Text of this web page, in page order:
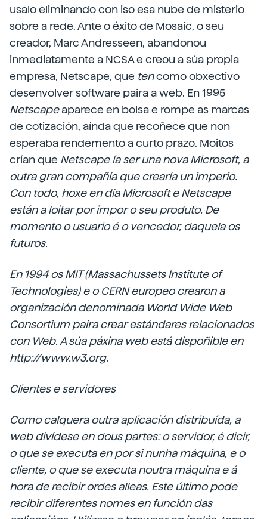
usalo eliminando con iso esa nube de misterio
sobre a rede. Ante o éxito de Mosaic, o seu
creador, Marc Andresseen, abandonou
inmediatamente a NCSA e creou a súa propia
empresa, Netscape, que tencomo obxectivo
desenvolver software paira a web. En 1995
Netscapeaparece en bolsa e rompe as marcas
de cotización, aínda que recoñece que non
esperaba rendemento a curto prazo. Moitos
crían que Netscape ía ser una nova Microsoft, a
outra gran compañía que crearía un imperio.
Con todo, hoxe en díaMicrosofteNetscape
están a loitar por impor o seu produto. De
momento o usuario é o vencedor, daquela os
futuros.
En 1994 os MIT (MassachussetsInstitute of
Technologies) e o CERN europeo crearon a
organizacióndenominada World Wide Web
Consortiumpaira crear estándares relacionados
con Web. A súa páxina web estádispoñibleen
http://www.w3.org.
Clientes e servidores
Como calquera outra aplicación distribuída, a
web divídese en dous partes: o servidor, é dicir,
o que se executa en por si nunha máquina, e o
cliente, o que se executa noutra máquina e á
hora de recibir ordes alleas. Este último pode
recibir diferentes nomes en función das